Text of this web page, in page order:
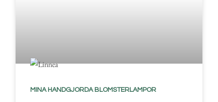
MINA HANDGJORDA BLOMSTERLAMPOR